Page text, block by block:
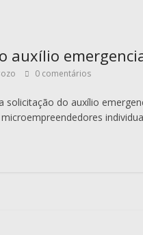
auxílio
0 comentários
solicitação do auxílio